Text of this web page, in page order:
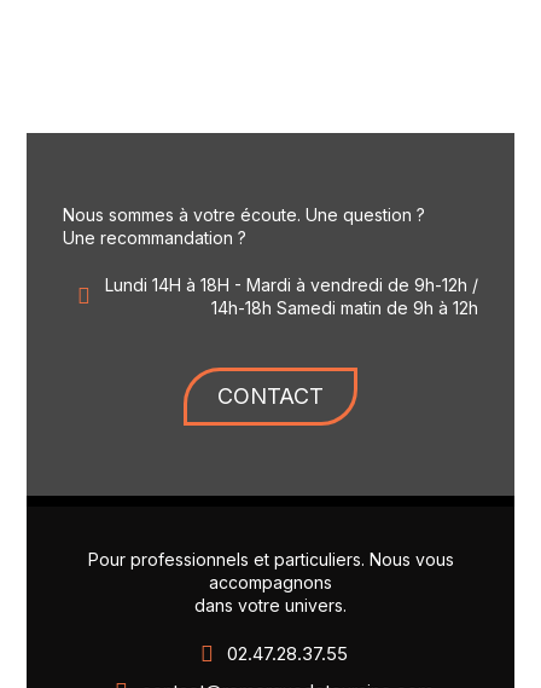
Nous sommes à votre écoute. Une question ?
Une recommandation ?
Lundi 14H à 18H - Mardi à vendredi de 9h-12h /
14h-18h Samedi matin de 9h à 12h
CONTACT
Pour professionnels et particuliers. Nous vous
accompagnons
dans votre univers.
02.47.28.37.55